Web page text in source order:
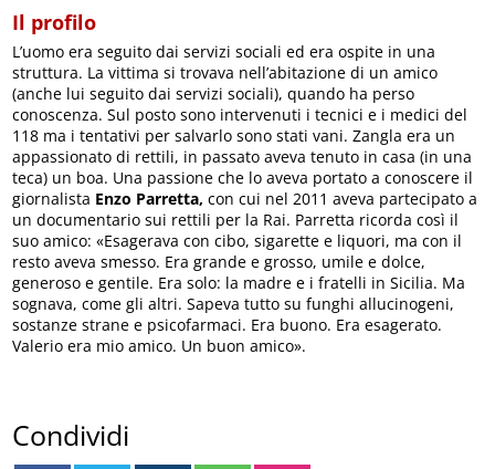
Il profilo
L’uomo era seguito dai servizi sociali ed era ospite in una
struttura. La vittima si trovava nell’abitazione di un amico
(anche lui seguito dai servizi sociali), quando ha perso
conoscenza. Sul posto sono intervenuti i tecnici e i medici del
118 ma i tentativi per salvarlo sono stati vani. Zangla era un
appassionato di rettili, in passato aveva tenuto in casa (in una
teca) un boa. Una passione che lo aveva portato a conoscere il
giornalista Enzo Parretta, con cui nel 2011 aveva partecipato a
un documentario sui rettili per la Rai. Parretta ricorda così il
suo amico: «Esagerava con cibo, sigarette e liquori, ma con il
resto aveva smesso. Era grande e grosso, umile e dolce,
generoso e gentile. Era solo: la madre e i fratelli in Sicilia. Ma
sognava, come gli altri. Sapeva tutto su funghi allucinogeni,
sostanze strane e psicofarmaci. Era buono. Era esagerato.
Valerio era mio amico. Un buon amico».
Condividi